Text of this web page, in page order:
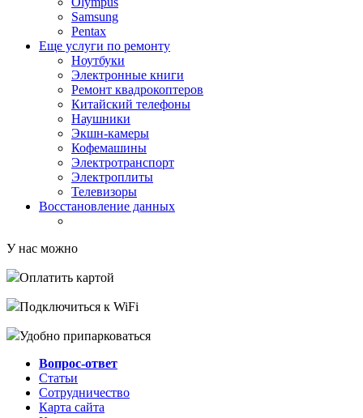
Samsung
Pentax
Еще услуги по ремонту
Ноутбуки
Электронные книги
Ремонт квадрокоптеров
Китайский телефоны
Наушники
Экшн-камеры
Кофемашины
Электротранспорт
Электроплиты
Телевизоры
Восстановление данных
У нас можно
Оплатить картой
Подключиться к WiFi
Удобно припарковаться
Вопрос-ответ
Статьи
Сотрудничество
Карта сайта